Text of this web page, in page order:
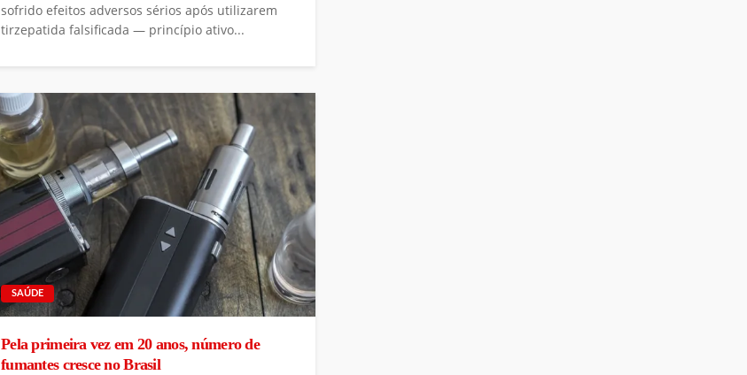
sofrido efeitos adversos sérios após utilizarem
tirzepatida falsificada — princípio ativo...
SAÚDE
Pela primeira vez em 20 anos, número de
fumantes cresce no Brasil